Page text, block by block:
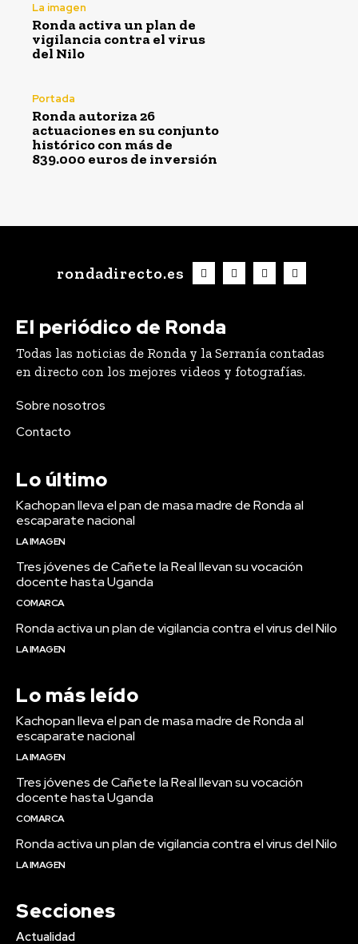
La imagen
Ronda activa un plan de
vigilancia contra el virus
del Nilo
Portada
Ronda autoriza 26
actuaciones en su conjunto
histórico con más de
839.000 euros de inversión
rondadirecto.es
El periódico de Ronda
Todas las noticias de Ronda y la Serranía contadas
en directo con los mejores videos y fotografías.
Sobre nosotros
Contacto
Lo último
Kachopan lleva el pan de masa madre de Ronda al
escaparate nacional
LA IMAGEN
Tres jóvenes de Cañete la Real llevan su vocación
docente hasta Uganda
COMARCA
Ronda activa un plan de vigilancia contra el virus del Nilo
LA IMAGEN
Lo más leído
Kachopan lleva el pan de masa madre de Ronda al
escaparate nacional
LA IMAGEN
Tres jóvenes de Cañete la Real llevan su vocación
docente hasta Uganda
COMARCA
Ronda activa un plan de vigilancia contra el virus del Nilo
LA IMAGEN
Secciones
Actualidad